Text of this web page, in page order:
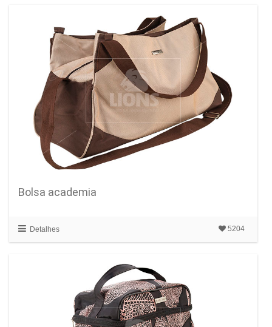
MATERIAL RESISTENTE
Bolsa academia
Detalhes 5204